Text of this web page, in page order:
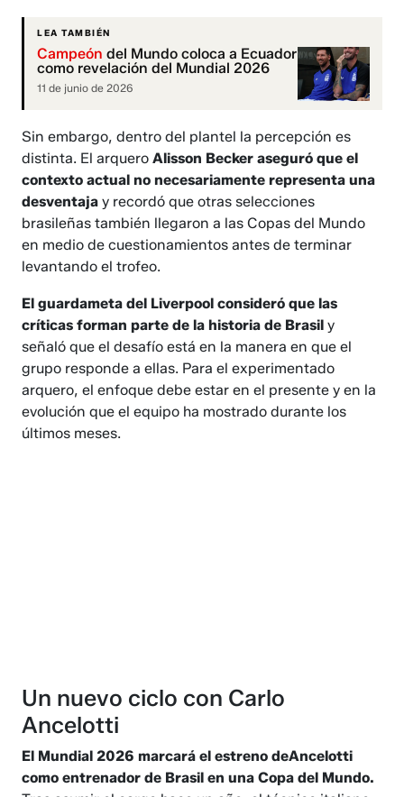
LEA TAMBIÉN
Campeón del Mundo coloca a Ecuador
como revelación del Mundial 2026
11 de junio de 2026
Sin embargo, dentro del plantel la percepción es
distinta. El arqueroAlisson Becker aseguró que el
contexto actual no necesariamente representa una
desventaja y recordó que otras selecciones
brasileñas también llegaron a las Copas del Mundo
en medio de cuestionamientos antes de terminar
levantando el trofeo.
El guardameta del Liverpool consideró que las
críticas forman parte de la historia de Brasil y
señaló que el desafío está en la manera en que el
grupo responde a ellas. Para el experimentado
arquero, el enfoque debe estar en el presente y en la
evolución que el equipo ha mostrado durante los
últimos meses.
Un nuevo ciclo con Carlo
Ancelotti
El Mundial 2026 marcará el estreno deAncelotti
como entrenador de Brasil en una Copa del Mundo.